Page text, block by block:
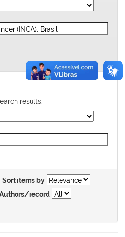
results.
Sort items by
Authors/record